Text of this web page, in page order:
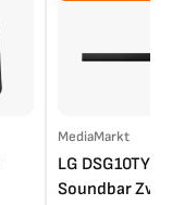
MediaMarkt
LG DSG10TY
Soundbar